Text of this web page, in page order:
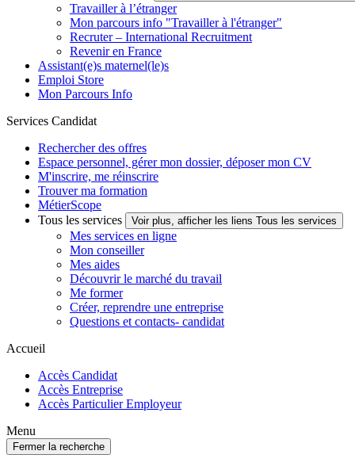
Travailler à l’étranger
Mon parcours info "Travailler à l'étranger"
Recruter – International Recruitment
Revenir en France
Assistant(e)s maternel(le)s
Emploi Store
Mon Parcours Info
Services Candidat
Rechercher des offres
Espace personnel, gérer mon dossier, déposer mon CV
M'inscrire, me réinscrire
Trouver ma formation
MétierScope
Tous les services
Voir plus, afficher les liens Tous les services
Mes services en ligne
Mon conseiller
Mes aides
Découvrir le marché du travail
Me former
Créer, reprendre une entreprise
Questions et contacts- candidat
Accueil
Accès Candidat
Accès Entreprise
Accès Particulier Employeur
Menu
Fermer la recherche